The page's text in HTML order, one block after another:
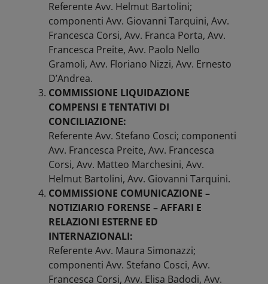
Referente Avv. Helmut Bartolini;
componenti Avv. Giovanni Tarquini, Avv.
Francesca Corsi, Avv. Franca Porta, Avv.
Francesca Preite, Avv. Paolo Nello
Gramoli, Avv. Floriano Nizzi, Avv. Ernesto
D’Andrea.
COMMISSIONE LIQUIDAZIONE
COMPENSI E TENTATIVI DI
CONCILIAZIONE:
Referente Avv. Stefano Cosci; componenti
Avv. Francesca Preite, Avv. Francesca
Corsi, Avv. Matteo Marchesini, Avv.
Helmut Bartolini, Avv. Giovanni Tarquini.
COMMISSIONE COMUNICAZIONE –
NOTIZIARIO FORENSE – AFFARI E
RELAZIONI ESTERNE ED
INTERNAZIONALI:
Referente Avv. Maura Simonazzi;
componenti Avv. Stefano Cosci, Avv.
Francesca Corsi, Avv. Elisa Badodi, Avv.